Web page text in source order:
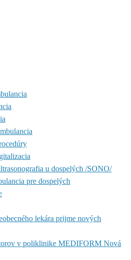
u dospelých /SONO/
pre dospelých
lekára prijme nových
v poliklinike MEDIFORM Nová